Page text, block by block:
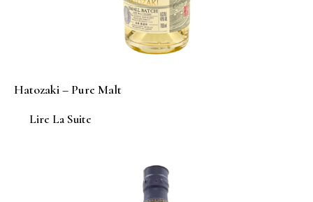
Hatozaki – Pure Malt
Lire La Suite